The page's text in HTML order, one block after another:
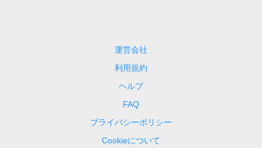
運営会社
利用規約
ヘルプ
FAQ
プライバシーポリシー
Cookieについて